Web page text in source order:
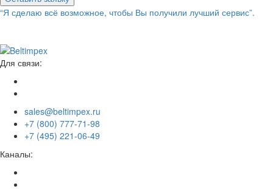
“Я сделаю всё возможное, чтобы Вы получили лучший сервис”.
Для связи:
sales@beltimpex.ru
+7 (800) 777-71-98
+7 (495) 221-06-49
Каналы: